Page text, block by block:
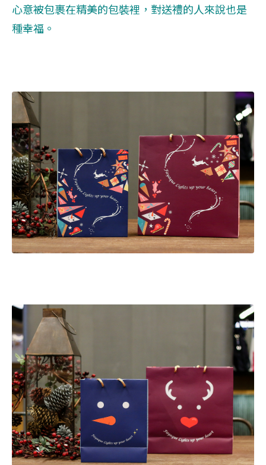
心意被包裹在精美的包裝裡，對送禮的人來說也是
種幸福。